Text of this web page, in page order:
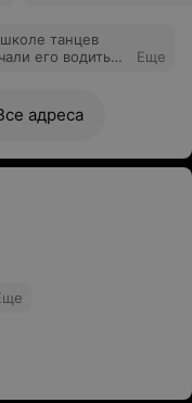
танцев
его водить
теплая
довольно
всех
передать
которую
когда видишь
отчетном
вашему
Еще
адреса